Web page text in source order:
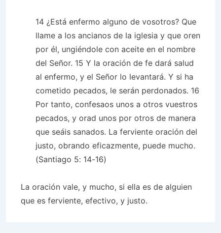
14 ¿Está enfermo alguno de vosotros? Que
llame a los ancianos de la iglesia y que oren
por él, ungiéndole con aceite en el nombre
del Señor. 15 Y la oración de fe dará salud
al enfermo, y el Señor lo levantará. Y si ha
cometido pecados, le serán perdonados. 16
Por tanto, confesaos unos a otros vuestros
pecados, y orad unos por otros de manera
que seáis sanados. La ferviente oración del
justo, obrando eficazmente, puede mucho.
(Santiago 5: 14-16)
La oración vale, y mucho, si ella es de alguien
que es ferviente, efectivo, y justo.